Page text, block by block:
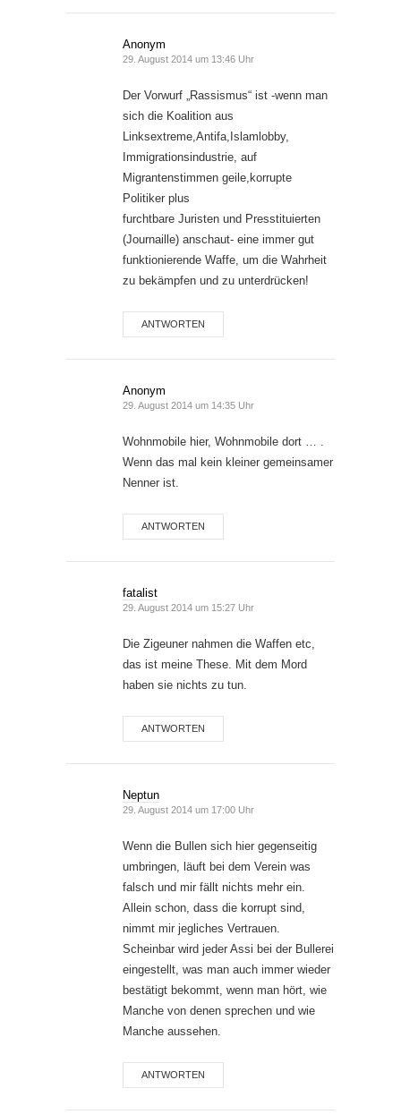
Anonym
29. August 2014 um 13:46 Uhr
Der Vorwurf „Rassismus“ ist -wenn man
sich die Koalition aus
Linksextreme,Antifa,Islamlobby,
Immigrationsindustrie, auf
Migrantenstimmen geile,korrupte
Politiker plus
furchtbare Juristen und Presstituierten
(Journaille) anschaut- eine immer gut
funktionierende Waffe, um die Wahrheit
zu bekämpfen und zu unterdrücken!
ANTWORTEN
Anonym
29. August 2014 um 14:35 Uhr
Wohnmobile hier, Wohnmobile dort … .
Wenn das mal kein kleiner gemeinsamer
Nenner ist.
ANTWORTEN
fatalist
29. August 2014 um 15:27 Uhr
Die Zigeuner nahmen die Waffen etc,
das ist meine These. Mit dem Mord
haben sie nichts zu tun.
ANTWORTEN
Neptun
29. August 2014 um 17:00 Uhr
Wenn die Bullen sich hier gegenseitig
umbringen, läuft bei dem Verein was
falsch und mir fällt nichts mehr ein.
Allein schon, dass die korrupt sind,
nimmt mir jegliches Vertrauen.
Scheinbar wird jeder Assi bei der Bullerei
eingestellt, was man auch immer wieder
bestätigt bekommt, wenn man hört, wie
Manche von denen sprechen und wie
Manche aussehen.
ANTWORTEN